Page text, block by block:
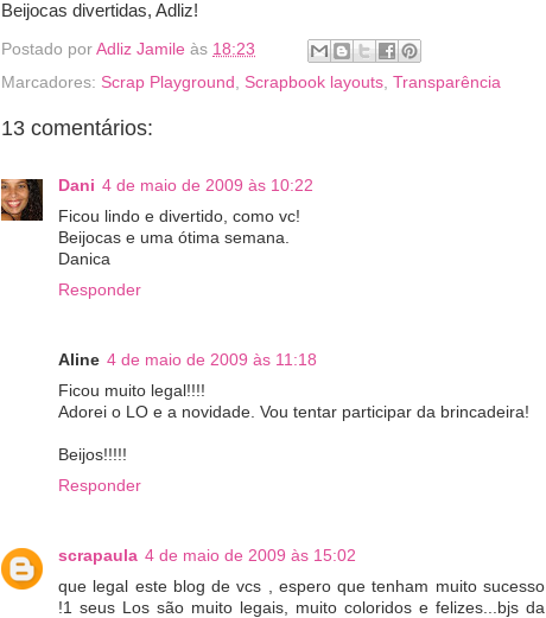
Beijocas divertidas, Adliz!
Postado por Adliz Jamile às 18:23
Marcadores: Scrap Playground Scrapbook layouts Transparência
13 comentários:
Dani 4 de maio de 2009 às 10:22
Ficou lindo e divertido, como vc!
Beijocas e uma ótima semana.
Danica
Responder
Aline 4 de maio de 2009 às 11:18
Ficou muito legal!!!!
Adorei o LO e a novidade. Vou tentar participar da brincadeira!
Beijos!!!!!
Responder
scrapaula 4 de maio de 2009 às 15:02
que legal este blog de vcs , espero que tenham muito sucesso
!1 seus Los são muito legais, muito coloridos e felizes...bjs da